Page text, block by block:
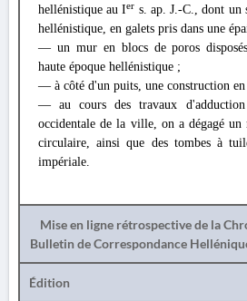
hellénistique au Ier s. ap. J.-C., dont un
hellénistique, en galets pris dans une
— un mur en blocs de poros
haute époque hellénistique ;
— à côté d'un puits, une construction en
— au cours des travaux
occidentale de la ville, on a dégagé un
circulaire, ainsi que des tombes à
impériale.
Mise en ligne rétrospective de la
Bulletin de Correspondance
Édition